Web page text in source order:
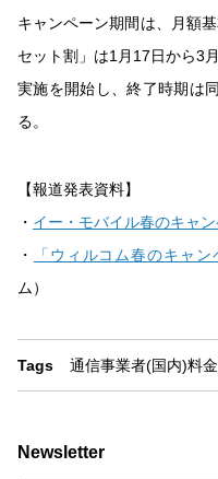
キャンペーン期間は、月額
セット割」は1月17日から3
実施を開始し、終了時期は
る。
【報道発表資料】
・ イー・モバイル春のキャ
・
「ウィルコム春のキャ
ム）
Tags 通信事業者(国内)料金
Newsletter